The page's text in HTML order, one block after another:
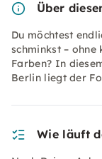
Über
Du möchtest
schminkst – ohne
Farben? In
Berlin liegt der
Wie läuft